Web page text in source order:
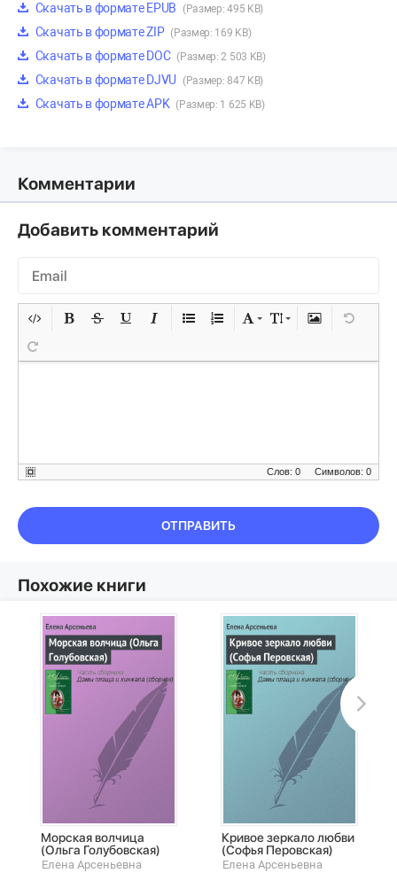
Скачать в формате EPUB (Размер: 495 KB)
Скачать в формате ZIP (Размер: 169 KB)
Скачать в формате DOC (Размер: 2 503 KB)
Скачать в формате DJVU (Размер: 847 KB)
Скачать в формате APK (Размер: 1 625 KB)
Комментарии
Добавить комментарий
Символов: 0
Слов: 0
ОТПРАВИТЬ
Похожие книги
Морская волчица
(Ольга Голубовская)
Елена Арсеньевна
Кривое зеркало любви
(Софья Перовская)
Елена Арсеньевна